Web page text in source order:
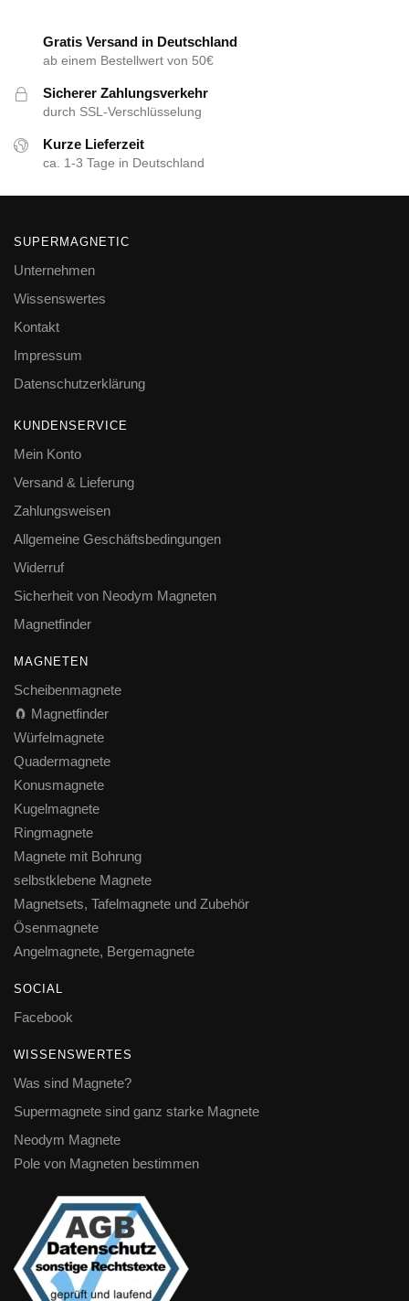
Gratis Versand in Deutschland
ab einem Bestellwert von 50€
Sicherer Zahlungsverkehr
durch SSL-Verschlüsselung
Kurze Lieferzeit
ca. 1-3 Tage in Deutschland
SUPERMAGNETIC
Unternehmen
Wissenswertes
Kontakt
Impressum
Datenschutzerklärung
KUNDENSERVICE
Mein Konto
Versand & Lieferung
Zahlungsweisen
Allgemeine Geschäftsbedingungen
Widerruf
Sicherheit von Neodym Magneten
Magnetfinder
MAGNETEN
Scheibenmagnete
🧲 Magnetfinder
Würfelmagnete
Quadermagnete
Konusmagnete
Kugelmagnete
Ringmagnete
Magnete mit Bohrung
selbstklebene Magnete
Magnetsets, Tafelmagnete und Zubehör
Ösenmagnete
Angelmagnete, Bergemagnete
SOCIAL
Facebook
WISSENSWERTES
Was sind Magnete?
Supermagnete sind ganz starke Magnete
Neodym Magnete
Pole von Magneten bestimmen